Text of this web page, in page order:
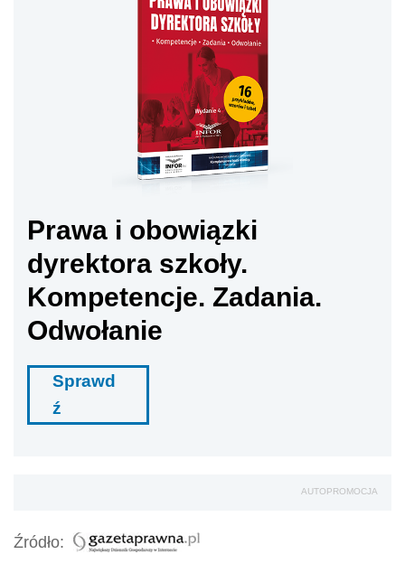
Prawa i obowiązki
dyrektora szkoły.
Kompetencje. Zadania.
Odwołanie
Sprawd
ź
AUTOPROMOCJA
Źródło: